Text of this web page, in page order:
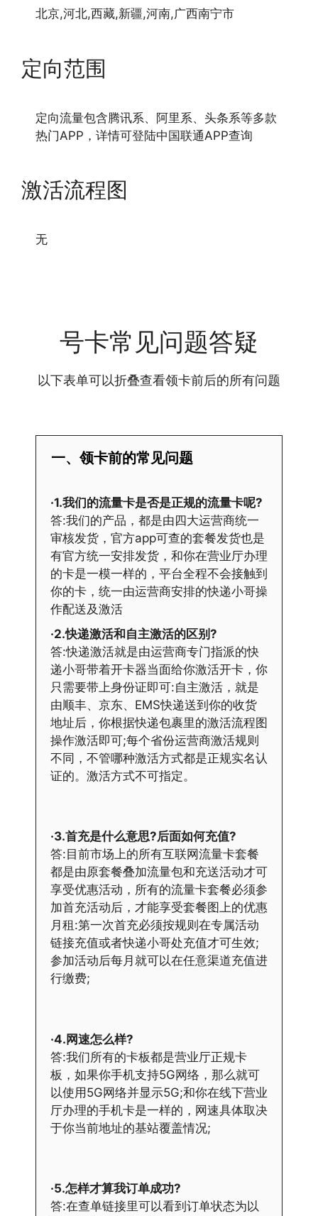
北京,河北,西藏,新疆,河南,广西南宁市
定向范围
定向流量包含腾讯系、阿里系、头条系等多款
热门APP，详情可登陆中国联通APP查询
激活流程图
无
号卡常见问题答疑
以下表单可以折叠查看领卡前后的所有问题
一、领卡前的常见问题
·1.我们的流量卡是否是正规的流量卡呢?
答:我们的产品，都是由四大运营商统一
审核发货，官方app可查的套餐发货也是
有官方统一安排发货，和你在营业厅办理
的卡是一模一样的，平台全程不会接触到
你的卡，统一由运营商安排的快递小哥操
作配送及激活
·2.快递激活和自主激活的区别?
答:快递激活就是由运营商专门指派的快
递小哥带着开卡器当面给你激活开卡，你
只需要带上身份证即可:自主激活，就是
由顺丰、京东、EMS快递送到你的收货
地址后，你根据快递包裹里的激活流程图
操作激活即可;每个省份运营商激活规则
不同，不管哪种激活方式都是正规实名认
证的。激活方式不可指定。
·3.首充是什么意思?后面如何充值?
答:目前市场上的所有互联网流量卡套餐
都是由原套餐叠加流量包和充送活动才可
享受优惠活动，所有的流量卡套餐必须参
加首充活动后，才能享受套餐图上的优惠
月租:第一次首充必须按规则在专属活动
链接充值或者快递小哥处充值才可生效;
参加活动后每月就可以在任意渠道充值进
行缴费;
·4.网速怎么样?
答:我们所有的卡板都是营业厅正规卡
板，如果你手机支持5G网络，那么就可
以使用5G网络并显示5G;和你在线下营业
厅办理的手机卡是一样的，网速具体取决
于你当前地址的基站覆盖情况;
·5.怎样才算我订单成功?
答:在查单链接里可以看到订单状态为以